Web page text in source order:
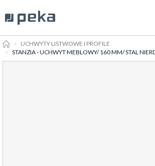
HOMEUCHWYTY LISTWOWE I PROFILE
STANZIA - UCHWYT MEBLOWY/ 160 MM/ STAL